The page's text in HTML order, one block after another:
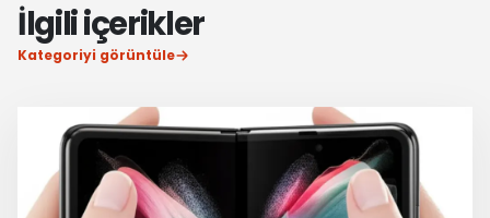
İlgili içerikler
Kategoriyi görüntüle